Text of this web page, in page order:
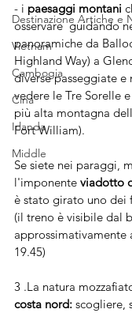
Destinazione Artiche e
Vietnam
Cambogia
Cina
Irlanda
Middle
- i paesaggi montani
osservare  guidando
panoramiche da
Highland Way) a
diverse passeggiate
vedere le Tre Sorelle
più alta montagna
Fort William).
Se siete nei paraggi,
l'imponente viadotto
è stato girato uno dei
(il treno è visibile dal
approssimativamente
19.45)
3 .La natura
costa nord: scogliere,